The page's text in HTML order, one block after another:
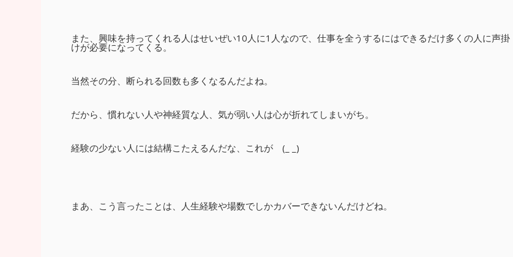
また、興味を持ってくれる人はせいぜい10人に1人なので、仕事を全うするにはできるだけ多くの人に声掛
けが必要になってくる。
当然その分、断られる回数も多くなるんだよね。
だから、慣れない人や神経質な人、気が弱い人は心が折れてしまいがち。
経験の少ない人には結構こたえるんだな、これが (_ _)
まあ、こう言ったことは、人生経験や場数でしかカバーできないんだけどね。